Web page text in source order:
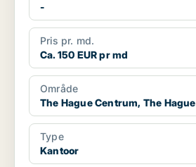
-
Pris pr. md.
Ca. 150 EUR pr md
Område
The Hague Centrum, The Hague
Type
Kantoor